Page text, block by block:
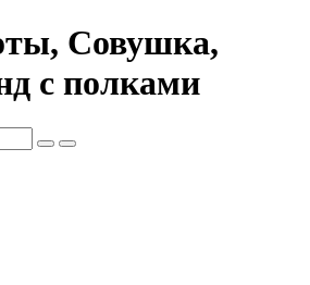
Совушка,
с полками